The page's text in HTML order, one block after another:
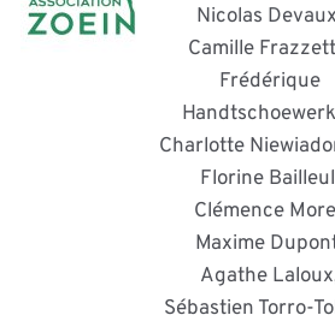
Nicolas
Camille
Frédérique
Charlotte
Florine
Clémence
Maxime
Agathe
Sébastien Torro-